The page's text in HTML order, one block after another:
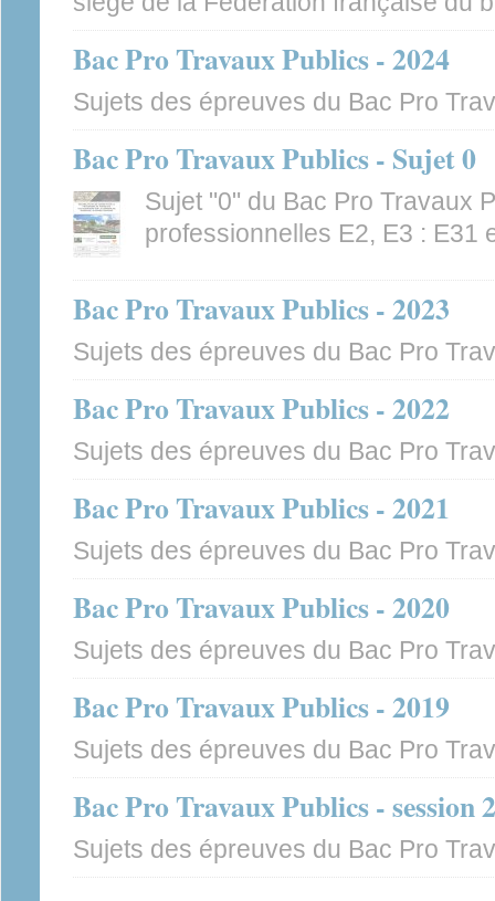
Bac Pro Travaux Publics - 2024
Sujets des épreuves du Bac Pro
Bac Pro Travaux Publics - Sujet 0
Sujet "0" du Bac Pro Travaux
professionnelles E2, E3 : E31
Bac Pro Travaux Publics - 2023
Sujets des épreuves du Bac Pro
Bac Pro Travaux Publics - 2022
Sujets des épreuves du Bac Pro
Bac Pro Travaux Publics - 2021
Sujets des épreuves du Bac Pro
Bac Pro Travaux Publics - 2020
Sujets des épreuves du Bac Pro
Bac Pro Travaux Publics - 2019
Sujets des épreuves du Bac Pro
Bac Pro Travaux Publics - session
Sujets des épreuves du Bac Pro